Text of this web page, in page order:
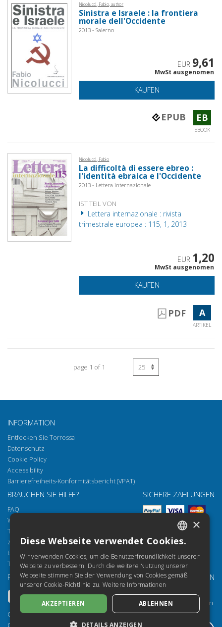
Nicolucci, Fabio, author
Sinistra e Israele : la frontiera
morale dell'Occidente
2013 - Salerno
EUR 9,61
MwSt ausgenomen
KAUFEN
EPUB EB
EBOOK
Nicolucci, Fabio
La difficoltà di essere ebreo :
l'identità ebraica e l'Occidente
2013 - Lettera internazionale
IST TEIL VON
Lettera internazionale : rivista
trimestrale europea : 115, 1, 2013
EUR 1,20
MwSt ausgenomen
KAUFEN
PDF A
ARTIKEL
page 1 of 1
INFORMATION
Entfecken Sie Torrossa
Datenschutz
Cookie Policy
Accessibility
Barrierefreiheits-Konformitätsbericht (VPAT)
BRAUCHEN SIE HILFE?
FAQ
Wie öffnen Sie unsere Dokumente
Torrossa Reader
Zugriffsmöglichkeiten
Email:helpdesk@torrossa.com
Tel: +39 055 5018800
SICHERE ZAHLUNGEN
FOLGEN SIE UNS
Copyright 2000-2026
Casalini Libri
UNSERE RESSOURCEN
Torrossa für Institutionen
Torrossa Open
Library Services
ITALIAN
SPANISH
FRENCH
ENGLISH
GERMAN
×
Diese Webseite verwendet Cookies.
Wir verwenden Cookies, um die Benutzerfreundlichkeit unserer
Website zu verbessern. Durch die weitere Nutzung unserer
Webseite stimmen Sie der Verwendung von Cookies gemäß
unserer Cookie-Richtlinie zu. Weitere Informationen
AKZEPTIEREN ABLEHNEN
DETAILS ANZEIGEN